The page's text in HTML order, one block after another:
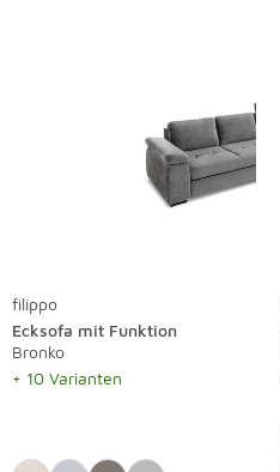
filippo
Ecksofa mit Funktion
Bronko
+ 10 Varianten